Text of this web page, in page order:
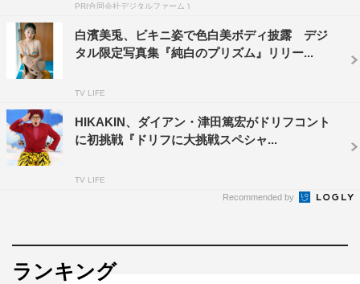
PR(合同会社デジタルファーム )
白濱美兎、ビキニ姿で色白美ボディ披露 デジ
タル限定写真集『純白のプリズム』リリー...
TV LIFE
HIKAKIN、ダイアン・津田篤宏がドリフコント
に初挑戦『ドリフに大挑戦スペシャ...
TV LIFE
Recommended by
ランキング